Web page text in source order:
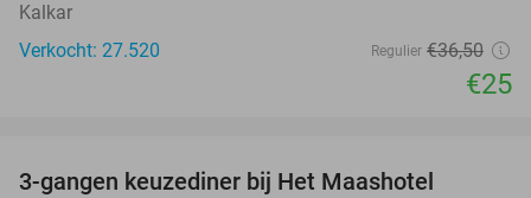
Kalkar
Verkocht: 27.520
Regulier €36,50
€25
3-gangen keuzediner bij Het Maashotel